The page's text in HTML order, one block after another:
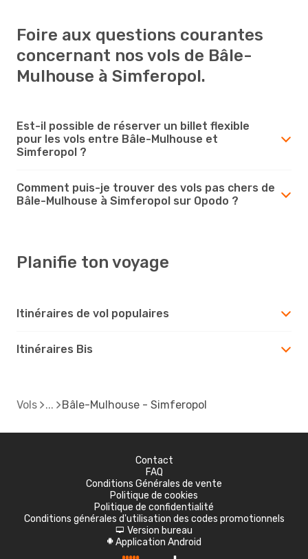
Foire aux questions courantes
concernant nos vols de Bâle-
Mulhouse à Simferopol.
Est-il possible de réserver un billet flexible
pour les vols entre Bâle-Mulhouse et
Simferopol ?
Comment puis-je trouver des vols pas chers de
Bâle-Mulhouse à Simferopol sur Opodo ?
Planifie ton voyage
Itinéraires de vol populaires
Itinéraires Bis
Vols Bâle-Mulhouse - Simferopol
Contact
FAQ
Conditions Générales de vente
Politique de cookies
Politique de confidentialité
Conditions générales d'utilisation des codes promotionnels
d Version bureau
A Application Android